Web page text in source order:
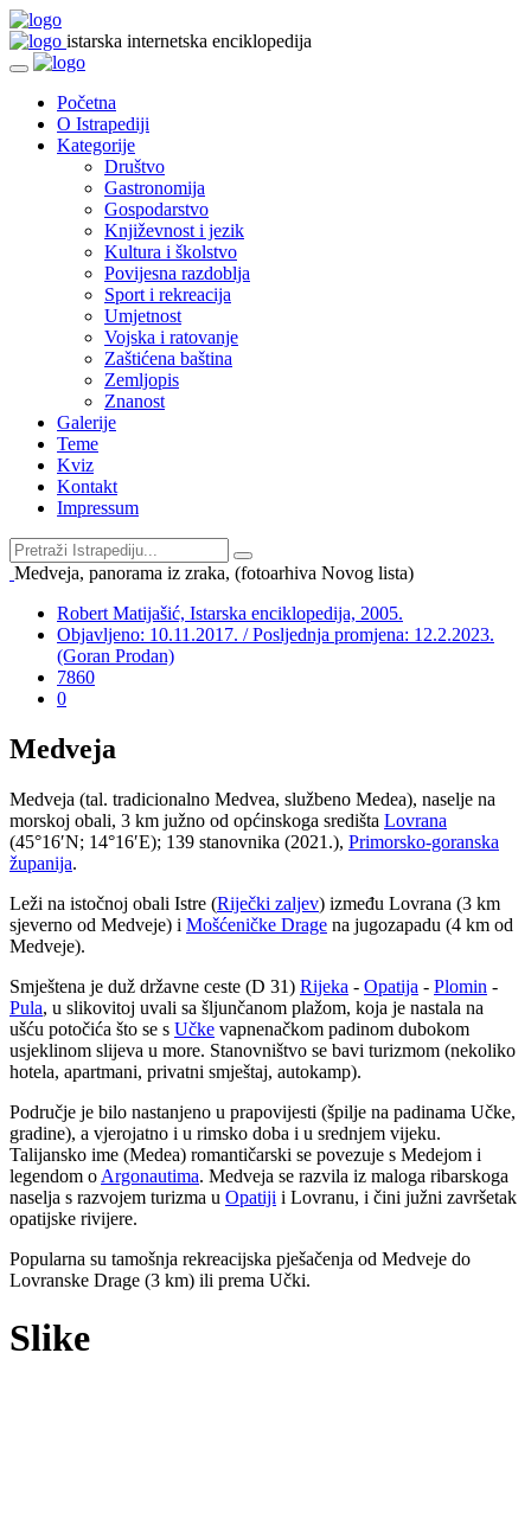
istarska internetska enciklopedija
Početna
O Istrapediji
Kategorije
Društvo
Gastronomija
Gospodarstvo
Književnost i jezik
Kultura i školstvo
Povijesna razdoblja
Sport i rekreacija
Umjetnost
Vojska i ratovanje
Zaštićena baština
Zemljopis
Znanost
Galerije
Teme
Kviz
Kontakt
Impressum
Medveja, panorama iz zraka, (fotoarhiva Novog lista)
Robert Matijašić, Istarska enciklopedija, 2005.
Objavljeno: 10.11.2017. / Posljednja promjena: 12.2.2023.
(Goran Prodan)
7860
0
Medveja
Medveja (tal. tradicionalno Medvea, službeno Medea), naselje na
morskoj obali, 3 km južno od općinskoga središta Lovrana
(45°16′N; 14°16′E); 139 stanovnika (2021.), Primorsko-goranska
županija.
Leži na istočnoj obali Istre (Riječki zaljev) između Lovrana (3 km
sjeverno od Medveje) i Mošćeničke Drage na jugozapadu (4 km od
Medveje).
Smještena je duž državne ceste (D 31) Rijeka - Opatija - Plomin -
Pula, u slikovitoj uvali sa šljunčanom plažom, koja je nastala na
ušću potočića što se s Učke vapnenačkom padinom dubokom
usjeklinom slijeva u more. Stanovništvo se bavi turizmom (nekoliko
hotela, apartmani, privatni smještaj, autokamp).
Područje je bilo nastanjeno u prapovijesti (špilje na padinama Učke,
gradine), a vjerojatno i u rimsko doba i u srednjem vijeku.
Talijansko ime (Medea) romantičarski se povezuje s Medejom i
legendom o Argonautima. Medveja se razvila iz maloga ribarskoga
naselja s razvojem turizma u Opatiji i Lovranu, i čini južni završetak
opatijske rivijere.
Popularna su tamošnja rekreacijska pješačenja od Medveje do
Lovranske Drage (3 km) ili prema Učki.
Slike